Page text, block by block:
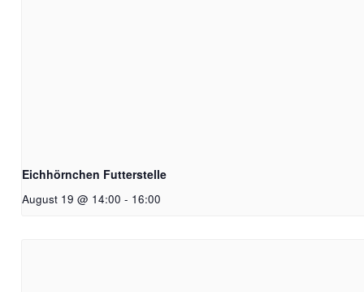
Eichhörnchen Futterstelle
August 19 @ 14:00 - 16:00